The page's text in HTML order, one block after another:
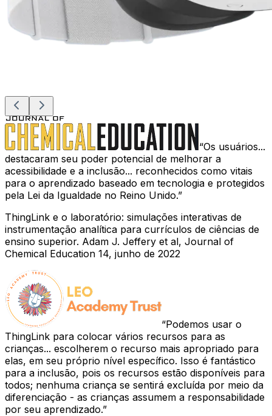
Os usuários...
destacaram seu poder potencial de melhorar a
acessibilidade e a inclusão... reconhecidos como vitais
para o aprendizado baseado em tecnologia e protegidos
pela Lei da Igualdade no Reino Unido.
ThingLink e o laboratório: simulações interativas de
instrumentação analítica para currículos de ciências de
ensino superior. Adam J. Jeffery et al, Journal of
Chemical Education 14, junho de 2022
Podemos usar o
ThingLink para colocar vários recursos para as
crianças... escolherem o recurso mais apropriado para
elas, em seu próprio nível específico. Isso é fantástico
para a inclusão, pois os recursos estão disponíveis para
todos; nenhuma criança se sentirá excluída por meio da
diferenciação - as crianças assumem a responsabilidade
por seu aprendizado.